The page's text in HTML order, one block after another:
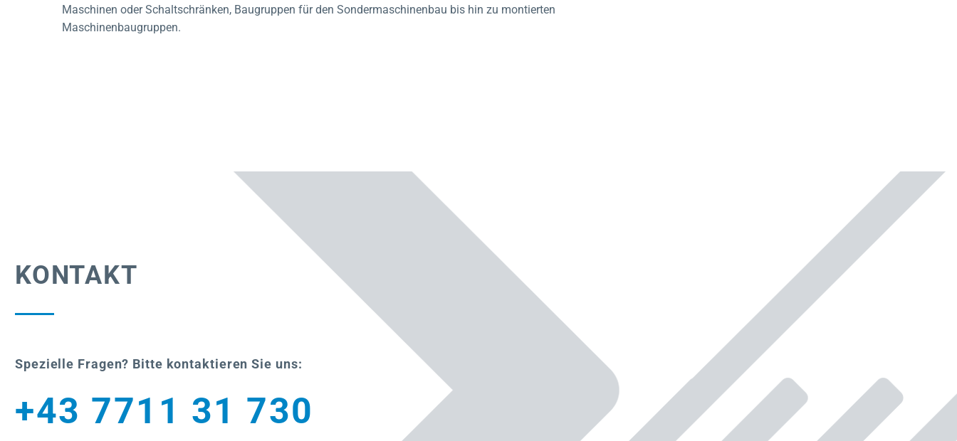
Maschinen oder Schaltschränken, Baugruppen für den Sondermaschinenbau bis hin zu montierten
Maschinenbaugruppen.
KONTAKT
Spezielle Fragen? Bitte kontaktieren Sie uns:
+43 7711 31 730